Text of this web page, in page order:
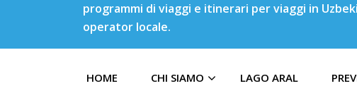
programmi di viaggi e itinerari per viaggi in
operator locale.
HOME CHI SIAMO LAGO ARAL